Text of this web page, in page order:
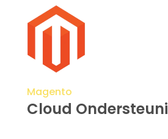
Magento
Cloud